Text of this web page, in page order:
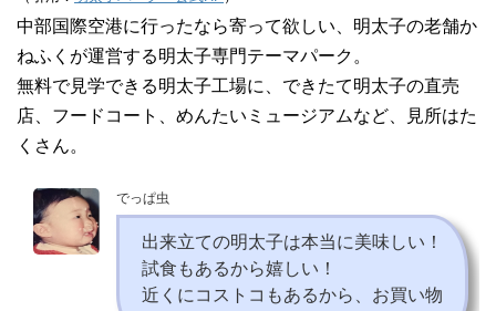
中部国際空港に行ったなら寄って欲しい、明太子の老舗か
ねふくが運営する明太子専門テーマパーク。
無料で見学できる明太子工場に、できたて明太子の直売
店、フードコート、めんたいミュージアムなど、見所はた
くさん。
でっぱ虫
出来立ての明太子は本当に美味しい！
試食もあるから嬉しい！
近くにコストコもあるから、お買い物